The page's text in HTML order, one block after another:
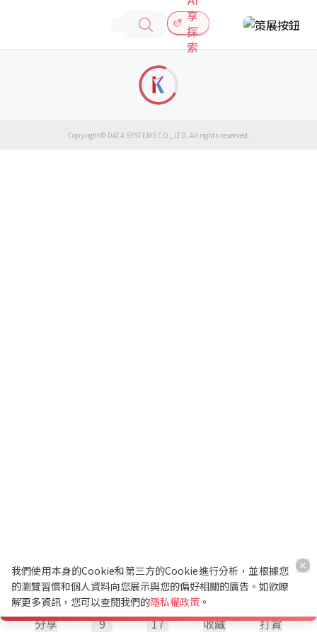
享
探
索
分享 9 17 收藏 打賞
Copyright© DATA SYSTEMS CO., LTD. All rights reserved.
我們使用本身的Cookie和第三方的Cookie進行分析，並根據您
的瀏覽習慣和個人資料向您展示與您的偏好相關的廣告。如欲瞭
解更多資訊，您可以查閱我們的隱私權政策 。